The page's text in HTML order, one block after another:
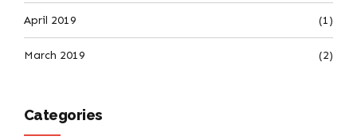
April 2019 (1)
March 2019 (2)
Categories